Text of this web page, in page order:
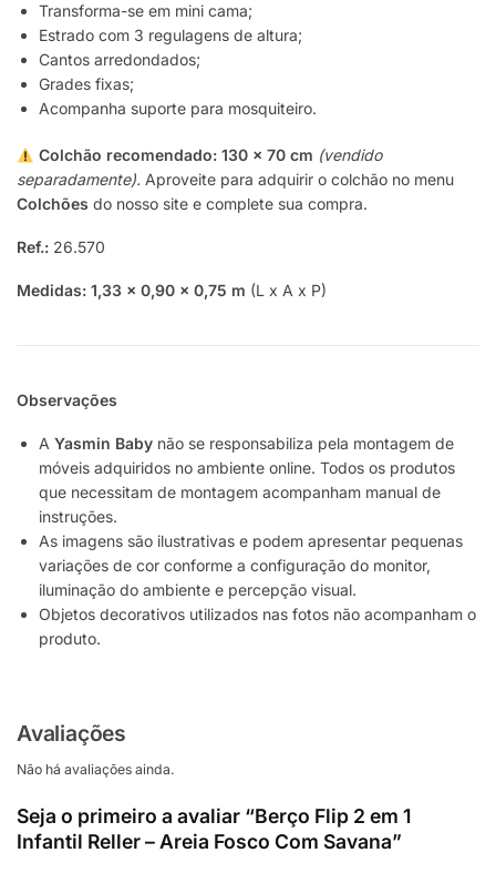
Transforma-se em mini cama;
Estrado com 3 regulagens de altura;
Cantos arredondados;
Grades fixas;
Acompanha suporte para mosquiteiro.
Colchão recomendado: 130 x 70 cm (vendido
separadamente). Aproveite para adquirir o colchão no menu
Colchões do nosso site e complete sua compra.
Ref.: 26.570
Medidas: 1,33 x 0,90 x 0,75 m (L x A x P)
Observações
A Yasmin Baby não se responsabiliza pela montagem de
móveis adquiridos no ambiente online. Todos os produtos
que necessitam de montagem acompanham manual de
instruções.
As imagens são ilustrativas e podem apresentar pequenas
variações de cor conforme a configuração do monitor,
iluminação do ambiente e percepção visual.
Objetos decorativos utilizados nas fotos não acompanham o
produto.
Avaliações
Não há avaliações ainda.
Seja o primeiro a avaliar “Berço Flip 2 em 1
Infantil Reller – Areia Fosco Com Savana”